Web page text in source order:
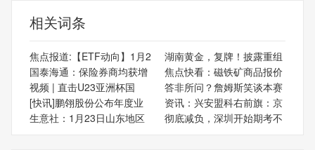
相关词条
焦点报道:【ETF动向】1月2
湖南黄金，复牌！披露重组
国泰海通：保险券商均获增
焦点快看：磁铁矿商品报价
视频 | 直击U23亚洲杯国
答非所问？詹姆斯笑谈本赛
[快讯]鹏翎股份公布年度业
资讯：兴安盟科右前旗：京
生意社：1月23日山东地区
彻底减负，深圳开始期考不